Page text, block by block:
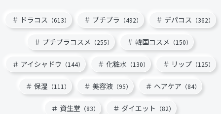
ドラコス （613） プチプラ （492） デパコス （362）
プチプラコスメ （255） 韓国コスメ （150）
アイシャドウ （144） 化粧水 （130） リップ（125）
保湿 （111） 美容液 （95） ヘアケア （84）
資生堂 （83） ダイエット （82）